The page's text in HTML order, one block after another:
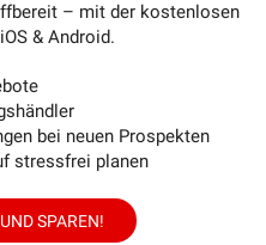
– mit der kostenlosen
& Android.
bei neuen Prospekten
stressfrei planen
SPAREN!